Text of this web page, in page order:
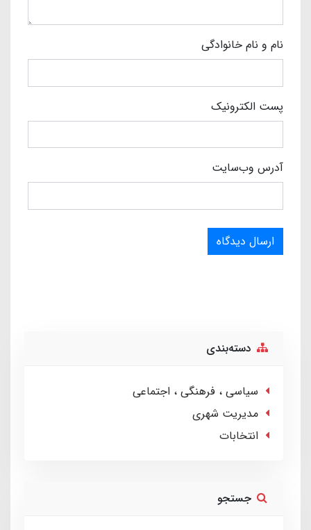
نام و نام خانوادگی
پست الکترونیک
آدرس وب‌سایت
ارسال دیدگاه
دسته‌بندی
سیاسی ، فرهنگی ، اجتماعی
مدیریت شهری
انتخابات
جستجو